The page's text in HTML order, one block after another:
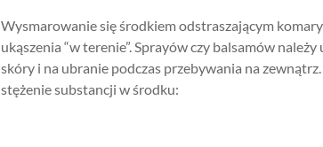
Wysmarowanie się środkiem odstraszającym
ukąszenia “w terenie”. Sprayów czy balsamów
skóry i na ubranie podczas przebywania na
stężenie substancji w środku: